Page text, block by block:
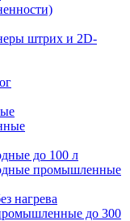
штрих и 2D-
до 100 л
промышленные
нагрева
до 300